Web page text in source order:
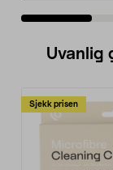
Uvanlig
Sjekk prisen